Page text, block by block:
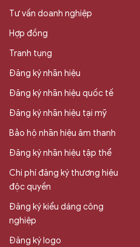
Tư vấn doanh nghiệp
Hợp đồng
Tranh tụng
Đăng ký nhãn hiệu
Đăng ký nhãn hiệu quốc tế
Đăng ký nhãn hiệu tại mỹ
Bảo hộ nhãn hiệu âm thanh
Đăng ký nhãn hiệu tập thể
Chi phí đăng ký thương hiệu
độc quyền
Đăng ký kiểu dáng công
nghiệp
Đăng ký logo